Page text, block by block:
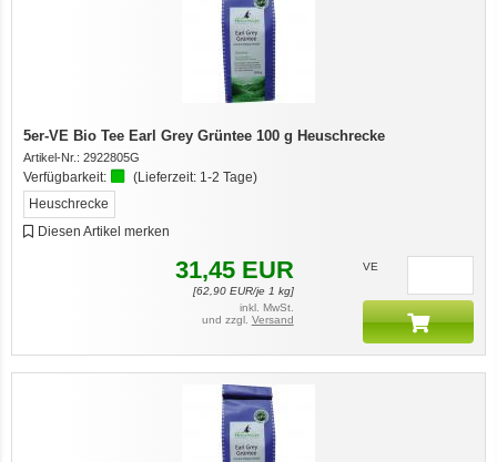
5er-VE Bio Tee Earl Grey Grüntee 100 g Heuschrecke
Artikel-Nr.: 2922805G
Verfügbarkeit: (Lieferzeit: 1-2 Tage)
Heuschrecke
Diesen Artikel merken
31,45 EUR
[62,90EUR/je 1 kg]
inkl. MwSt.
und zzgl. Versand
VE